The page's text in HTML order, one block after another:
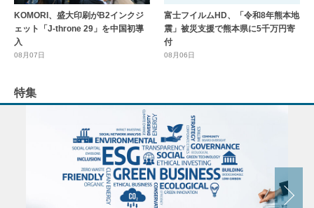
KOMORI、盛大印刷がB2インクジ
ェット「J-throne 29」を中国初導
入
08月07日
富士フイルムHD、「令和8年熊本地
震」被災支援で熊本県に5千万円寄
付
08月06日
特集